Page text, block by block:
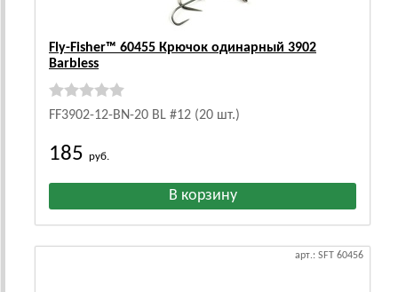
Fly-Fisher™ 60455 Крючок одинарный 3902
Barbless
FF3902-12-BN-20 BL #12 (20 шт.)
185 руб.
арт.: SFT 60456